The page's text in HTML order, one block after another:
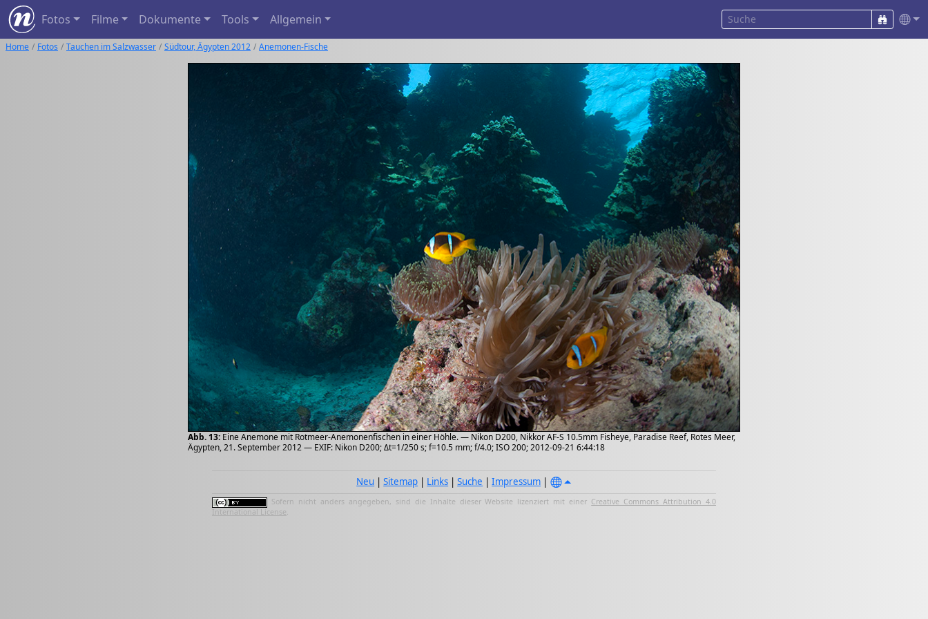
Fotos Filme Dokumente Tools Allgemein
Home Fotos Tauchen im Salzwasser Südtour, Ägypten 2012 Anemonen-Fische
Abb. 13: Eine Anemone mit Rotmeer-Anemonenfischen in einer Höhle. — Nikon D200, Nikkor AF-S 10.5mm Fisheye, Paradise Reef, Rotes Meer,
Ägypten, 21. September 2012 — EXIF: Nikon D200; Δt=1/250 s; f=10.5 mm; f/4.0; ISO 200; 2012-09-21 6:44:18
Neu |Sitemap | Links |Suche |Impressum |
Sofern nicht anders angegeben, sind die Inhalte dieser Website lizenziert mit einer Creative Commons Attribution 4.0
International License